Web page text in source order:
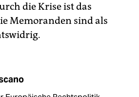
die Krise ist das
Memoranden sind als